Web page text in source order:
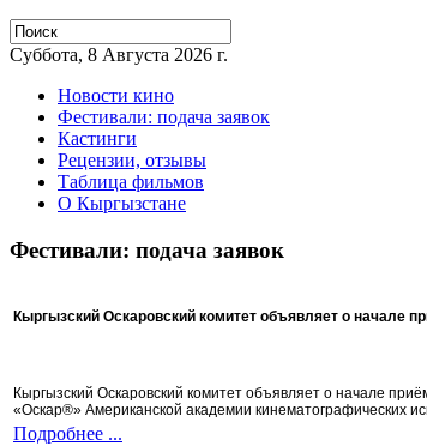
Суббота, 8 Августа 2026 г.
Новости кино
Фестивали: подача заявок
Кастинги
Рецензии, отзывы
Таблица фильмов
О Кыргызстане
Фестивали: подача заявок
Кыргызский Оскаровский комитет объявляет о начале
Кыргызский Оскаровский комитет объявляет о начале
«Оскар®» Американской академии кинематографических
Подробнее ...